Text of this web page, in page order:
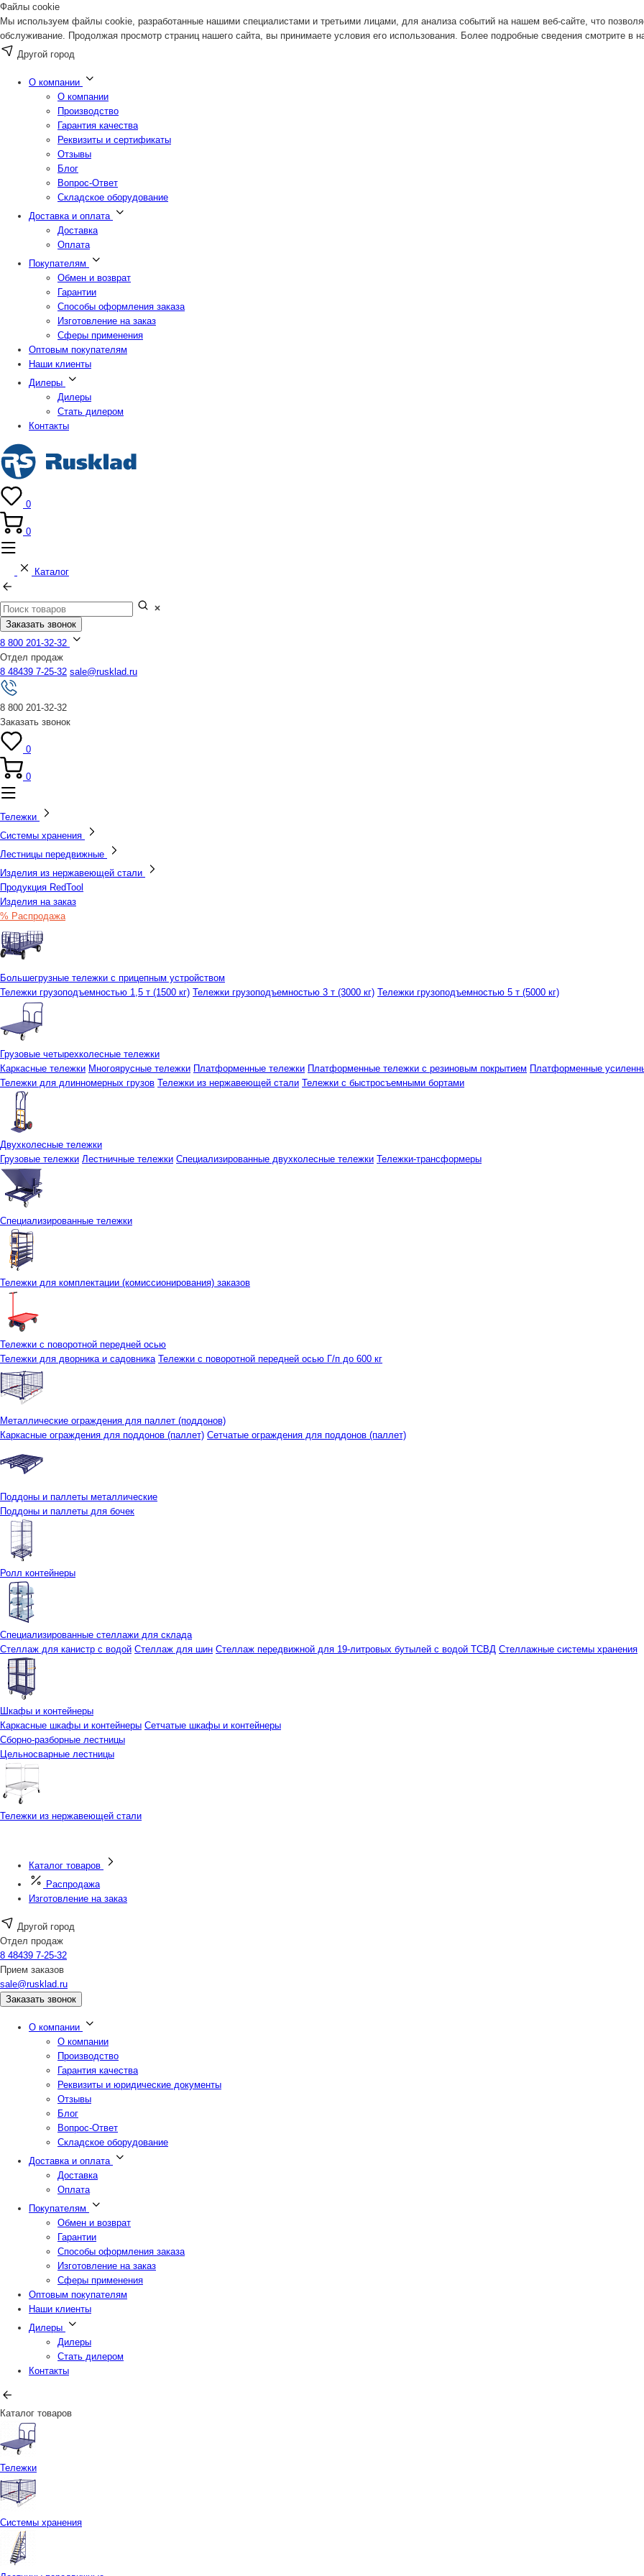
Файлы cookie
Мы используем файлы cookie, разработанные нашими специалистами и третьими лицами, для анализа событий на нашем веб-сайте, что
обслуживание. Продолжая просмотр страниц нашего сайта, вы принимаете условия его использования. Более подробные сведения смотрите в
Другой город
О компании
О компании
Производство
Гарантия качества
Реквизиты и сертификаты
Отзывы
Блог
Вопрос-Ответ
Складское оборудование
Доставка и оплата
Доставка
Оплата
Покупателям
Обмен и возврат
Гарантии
Способы оформления заказа
Изготовление на заказ
Сферы применения
Оптовым покупателям
Наши клиенты
Дилеры
Дилеры
Стать дилером
Контакты
0
0
Каталог
Заказать звонок
8 800 201-32-32
Отдел продаж
8 48439 7-25-32 sale@rusklad.ru
8 800 201-32-32
Заказать звонок
0
0
Тележки
Системы хранения
Лестницы передвижные
Изделия из нержавеющей стали
Продукция RedTool
Изделия на заказ
% Распродажа
Большегрузные тележки с прицепным устройством
Тележки грузоподъемностью 1,5 т (1500 кг) Тележки грузоподъемностью 3 т (3000 кг) Тележки грузоподъемностью 5 т (5000 кг)
Грузовые четырехколесные тележки
Каркасные тележки Многоярусные тележки Платформенные тележки Платформенные тележки с резиновым покрытием Платформенные
Тележки для длинномерных грузов Тележки из нержавеющей стали Тележки с быстросъемными бортами
Двухколесные тележки
Грузовые тележки Лестничные тележки Специализированные двухколесные тележки Тележки-трансформеры
Специализированные тележки
Тележки для комплектации (комиссионирования) заказов
Тележки с поворотной передней осью
Тележки для дворника и садовника Тележки с поворотной передней осью Г/п до 600 кг
Металлические ограждения для паллет (поддонов)
Каркасные ограждения для поддонов (паллет) Сетчатые ограждения для поддонов (паллет)
Поддоны и паллеты металлические
Поддоны и паллеты для бочек
Ролл контейнеры
Специализированные стеллажи для склада
Стеллаж для канистр с водой Стеллаж для шин Стеллаж передвижной для 19-литровых бутылей с водой ТСВД Стеллажные системы хранения
Шкафы и контейнеры
Каркасные шкафы и контейнеры Сетчатые шкафы и контейнеры
Сборно-разборные лестницы
Цельносварные лестницы
Тележки из нержавеющей стали
Каталог товаров
Распродажа
Изготовление на заказ
Другой город
Отдел продаж
8 48439 7-25-32
Прием заказов
sale@rusklad.ru
Заказать звонок
О компании
О компании
Производство
Гарантия качества
Реквизиты и юридические документы
Отзывы
Блог
Вопрос-Ответ
Складское оборудование
Доставка и оплата
Доставка
Оплата
Покупателям
Обмен и возврат
Гарантии
Способы оформления заказа
Изготовление на заказ
Сферы применения
Оптовым покупателям
Наши клиенты
Дилеры
Дилеры
Стать дилером
Контакты
Каталог товаров
Тележки
Системы хранения